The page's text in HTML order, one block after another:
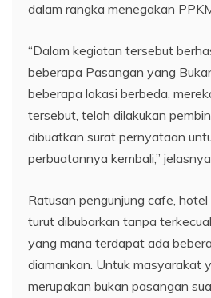
dalam rangka menegakan
“Dalam kegiatan tersebut
beberapa Pasangan yang
beberapa lokasi berbeda,
tersebut, telah dilakukan
dibuatkan surat pernyataan
perbuatannya kembali,” jelasnya
Ratusan pengunjung cafe,
turut dibubarkan tanpa
yang mana terdapat ada
diamankan. Untuk masyarakat
merupakan bukan pasangan